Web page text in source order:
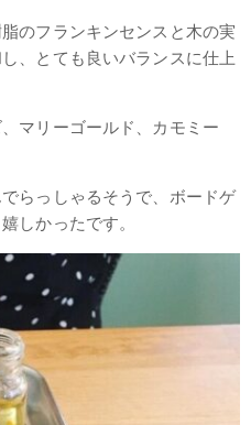
のフランキンセンスと木の実
、とても良いバランスに仕上
マリーゴールド、カモミー
らっしゃるそうで、ボードゲ
しかったです。